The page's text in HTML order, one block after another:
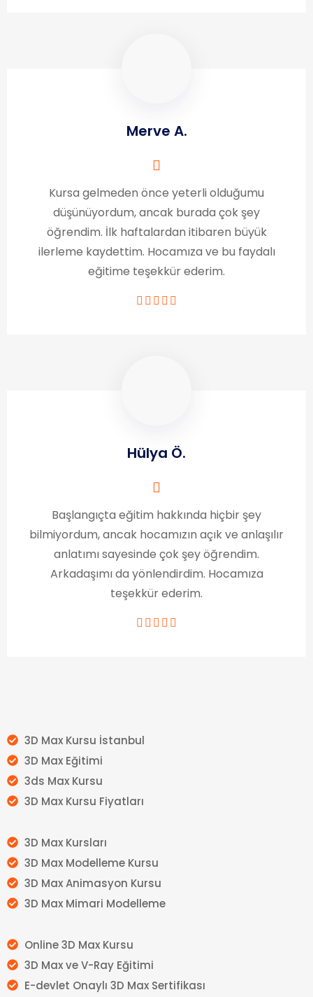
Merve A.
Kursa gelmeden önce yeterli olduğumu
düşünüyordum, ancak burada çok şey
öğrendim. İlk haftalardan itibaren büyük
ilerleme kaydettim. Hocamıza ve bu faydalı
eğitime teşekkür ederim.
Hülya Ö.
Başlangıçta eğitim hakkında hiçbir şey
bilmiyordum, ancak hocamızın açık ve anlaşılır
anlatımı sayesinde çok şey öğrendim.
Arkadaşımı da yönlendirdim. Hocamıza
teşekkür ederim.
3D Max Kursu İstanbul
3D Max Eğitimi
3ds Max Kursu
3D Max Kursu Fiyatları
3D Max Kursları
3D Max Modelleme Kursu
3D Max Animasyon Kursu
3D Max Mimari Modelleme
Online 3D Max Kursu
3D Max ve V-Ray Eğitimi
E-devlet Onaylı 3D Max Sertifikası